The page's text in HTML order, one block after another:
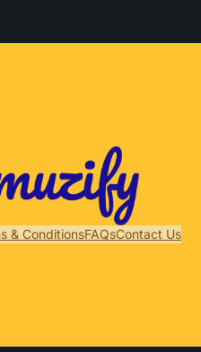
& ConditionsFAQsContact Us